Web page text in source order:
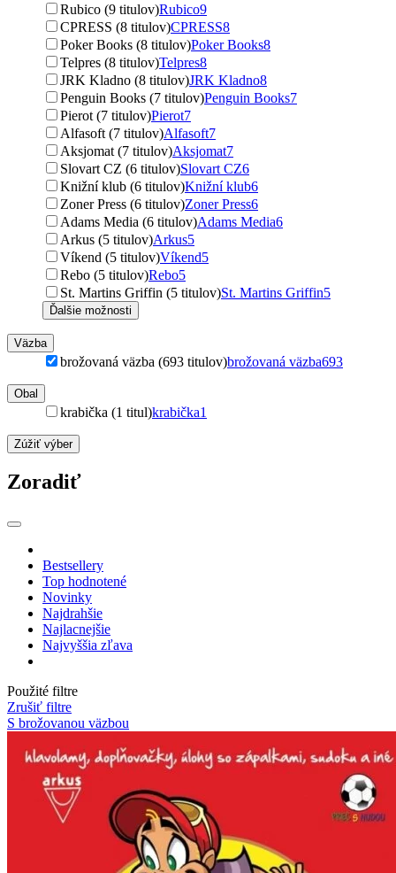
Rubico (9 titulov)Rubico9
CPRESS (8 titulov)CPRESS8
Poker Books (8 titulov)Poker Books8
Telpres (8 titulov)Telpres8
JRK Kladno (8 titulov)JRK Kladno8
Penguin Books (7 titulov)Penguin Books7
Pierot (7 titulov)Pierot7
Alfasoft (7 titulov)Alfasoft7
Aksjomat (7 titulov)Aksjomat7
Slovart CZ (6 titulov)Slovart CZ6
Knižní klub (6 titulov)Knižní klub6
Zoner Press (6 titulov)Zoner Press6
Adams Media (6 titulov)Adams Media6
Arkus (5 titulov)Arkus5
Víkend (5 titulov)Víkend5
Rebo (5 titulov)Rebo5
St. Martins Griffin (5 titulov)St. Martins Griffin5
Ďalšie možnosti
Väzba
brožovaná väzba (693 titulov)brožovaná väzba693
Obal
krabička (1 titul)krabička1
Zúžiť výber
Zoradiť
Bestsellery
Top hodnotené
Novinky
Najdrahšie
Najlacnejšie
Najvyššia zľava
Použité filtre
Zrušiť filtre
S brožovanou väzbou